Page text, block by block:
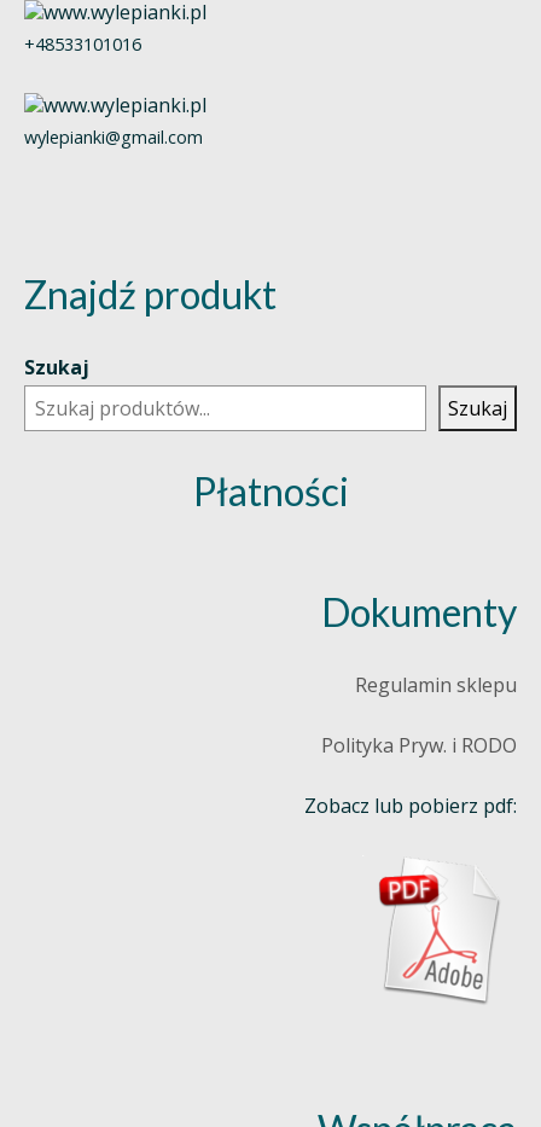
+48533101016
wylepianki@gmail.com
Znajdź produkt
Szukaj
Szukaj
Płatności
Dokumenty
Regulamin sklepu
Polityka Pryw. i RODO
Zobacz lub pobierz pdf: